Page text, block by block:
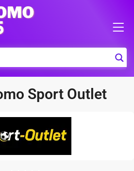
Sport Outlet